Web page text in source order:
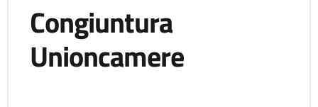
Congiuntura
Unioncamere